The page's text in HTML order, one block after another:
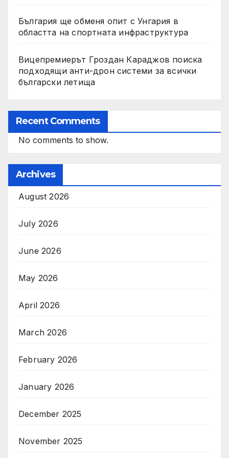
България ще обменя опит с Унгария в
областта на спортната инфраструктура
Вицепремиерът Гроздан Караджов поиска
подходящи анти-дрон системи за всички
български летища
Recent Comments
No comments to show.
Archives
August 2026
July 2026
June 2026
May 2026
April 2026
March 2026
February 2026
January 2026
December 2025
November 2025